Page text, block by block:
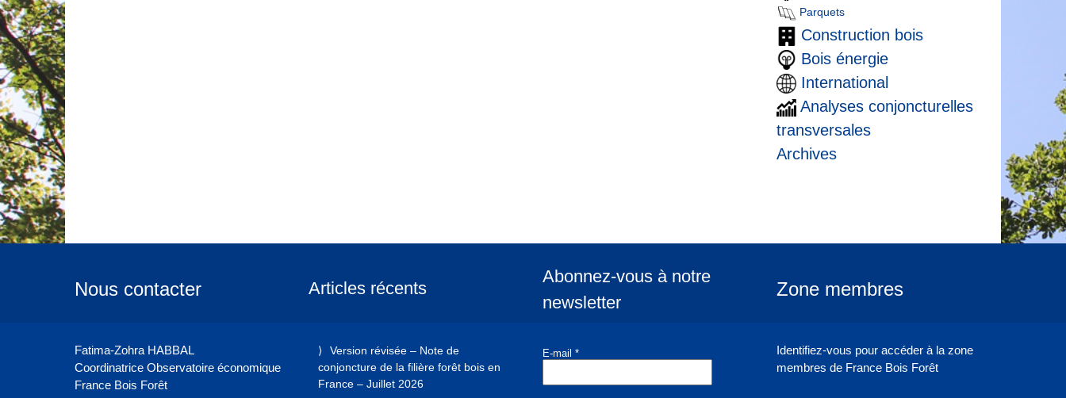
Parquets
Construction bois
Bois énergie
International
Analyses conjoncturelles
transversales
Archives
Nous contacter
Fatima-Zohra HABBAL
Coordinatrice Observatoire économique
France Bois Forêt
Articles récents
Version révisée – Note de
conjoncture de la filière forêt bois en
France – Juillet 2026
Abonnez-vous à notre
newsletter
E-mail *
Zone membres
Identifiez-vous pour accéder à la zone
membres de France Bois Forêt